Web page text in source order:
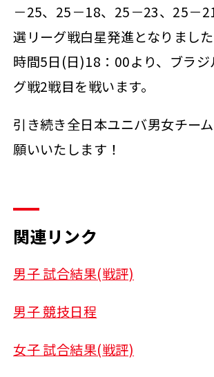
－25、25－18、25－23、25－
選リーグ戦白星発進となりまし
時間5日(日)18：00より、ブラジ
グ戦2戦目を戦います。
引き続き全日本ユニバ男女チー
願いいたします！
関連リンク
男子 試合結果(戦評)
男子 競技日程
女子 試合結果(戦評)